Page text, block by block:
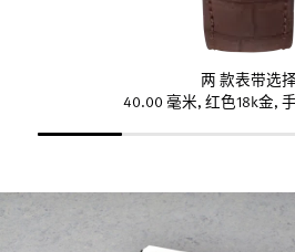
两 款表带选择
40.00 毫米, 红色18k金,